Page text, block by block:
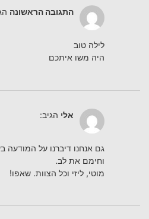
התגובה הראשונה
לילה טוב
היה משו איתכם
אלי הגיב:
גם אנחנו דיברנו על המודעה
וחימם את לב.
מוטי, ליזי וכל הצוות. שאפו!